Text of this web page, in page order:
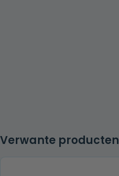
Verwante producten